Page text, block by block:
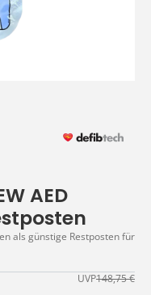
AED
als günstige Restposten für
UVP148,75 €